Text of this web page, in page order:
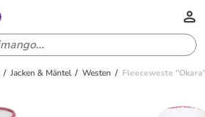
Jacken & Mäntel Westen Fleeceweste